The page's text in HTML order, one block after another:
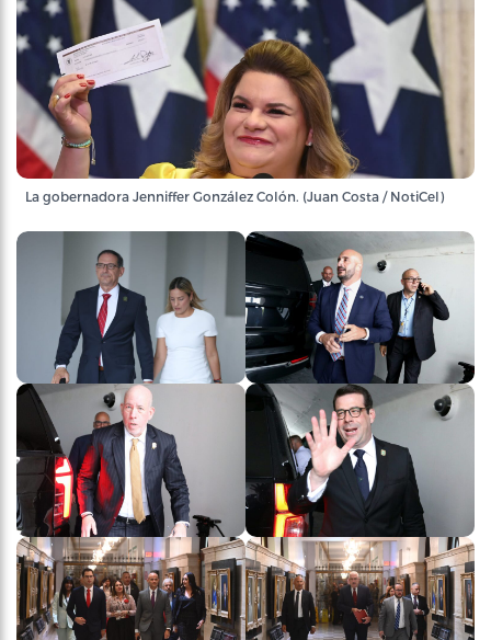
La gobernadora Jenniffer González Colón. (Juan Costa / NotiCel)